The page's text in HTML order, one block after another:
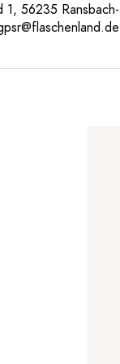
1, 56235 Ransbach-